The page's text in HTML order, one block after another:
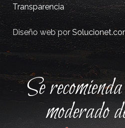
Transparencia
Diseño web por
Se
moderado